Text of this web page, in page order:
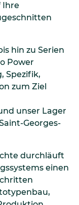
Ihre
hin zu Serien
Power
Spezifik,
zum Ziel
unser Lager
Georges-
durchläuft
einen